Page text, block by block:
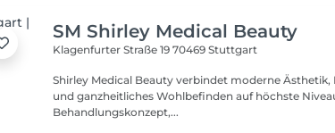
SM Shirley Medical Beauty
Klagenfurter Straße 1970469 Stuttgart
Shirley Medical Beauty verbindet moderne
und ganzheitliches Wohlbefinden auf höchste
Behandlungskonzept,...